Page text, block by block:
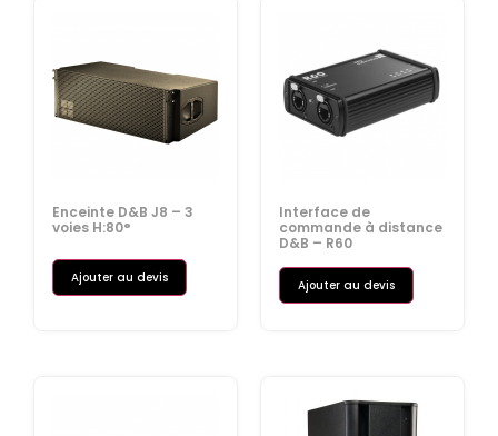
Enceinte D&B J8 – 3
voies H:80°
Ajouter au devis
Interface de
commande à distance
D&B – R60
Ajouter au devis